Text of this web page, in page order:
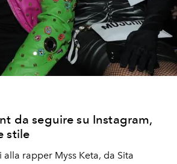
da seguire su Instagram,
stile
rapper Myss Keta, da Sita